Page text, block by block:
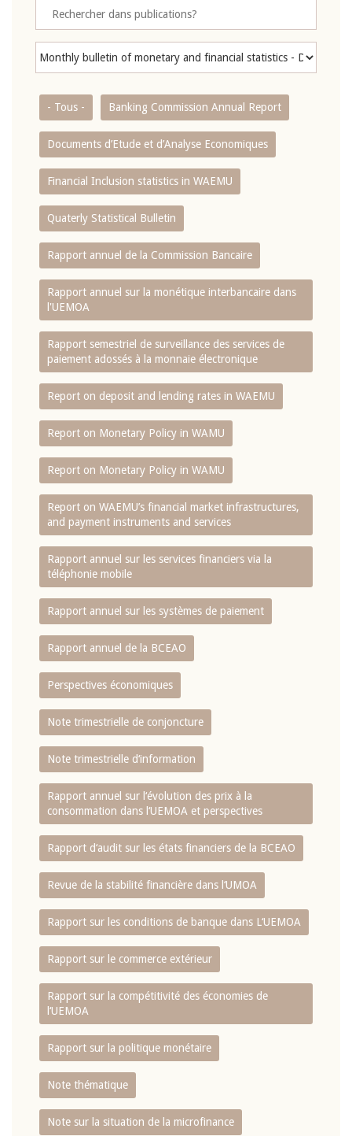
- Tous - Banking Commission Annual Report
Documents d’Etude et d’Analyse Economiques
Financial Inclusion statistics in WAEMU
Quaterly Statistical Bulletin
Rapport annuel de la Commission Bancaire
Rapport annuel sur la monétique interbancaire dans
l'UEMOA
Rapport semestriel de surveillance des services de
paiement adossés à la monnaie électronique
Report on deposit and lending rates in WAEMU
Report on Monetary Policy in WAMU
Report on Monetary Policy in WAMU
Report on WAEMU’s financial market infrastructures,
and payment instruments and services
Rapport annuel sur les services financiers via la
téléphonie mobile
Rapport annuel sur les systèmes de paiement
Rapport annuel de la BCEAO
Perspectives économiques
Note trimestrielle de conjoncture
Note trimestrielle d‘information
Rapport annuel sur l‘évolution des prix à la
consommation dans l‘UEMOA et perspectives
Rapport d‘audit sur les états financiers de la BCEAO
Revue de la stabilité financière dans l‘UMOA
Rapport sur les conditions de banque dans L‘UEMOA
Rapport sur le commerce extérieur
Rapport sur la compétitivité des économies de
l‘UEMOA
Rapport sur la politique monétaire
Note thématique
Note sur la situation de la microfinance